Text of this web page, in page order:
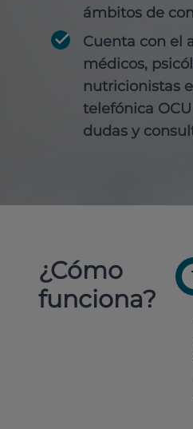
ámbitos de
Cuenta con el
médicos,
nutricionistas
telefónica
dudas y
¿Cómo
funciona?
1